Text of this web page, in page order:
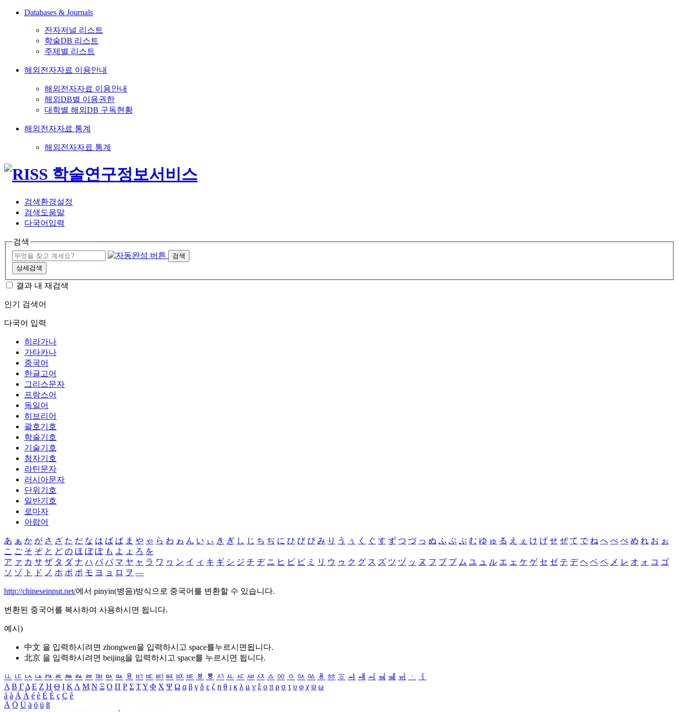
Databases & Journals
전자저널 리스트
학술DB 리스트
주제별 리스트
해외전자자료 이용안내
해외전자자료 이용안내
해외DB별 이용권한
대학별 해외DB 구독현황
해외전자자료 통계
해외전자자료 통계
검색환경설정
검색도움말
다국어입력
검색
검색
상세검색
결과 내 재검색
인기 검색어
다국어 입력
히라가나
가타카나
중국어
한글고어
그리스문자
프랑스어
독일어
히브리어
괄호기호
학술기호
기술기호
첨자기호
라틴문자
러시아문자
단위기호
일반기호
로마자
아랍어
あ ぁ か が さ ざ た だ な は ば ぱ ま や ゃ ら わ ゎ ん い ぃ き ぎ し じ ち ぢ に ひ び ぴ み り う ぅ く ぐ す ず つ づ っ ぬ ふ ぶ ぷ む ゆ ゅ る え ぇ け げ せ ぜ て で ね へ べ ぺ め れ お ぉ
こ ご そ ぞ と ど の ほ ぼ ぽ も よ ょ ろ を
ア ァ カ サ ザ タ ダ ナ ハ バ パ マ ヤ ャ ラ ワ ヮ ン イ ィ キ ギ シ ジ チ ヂ ニ ヒ ビ ピ ミ リ ウ ゥ ク グ ス ズ ツ ヅ ッ ヌ フ ブ プ ム ユ ュ ル エ ェ ケ ゲ セ ゼ テ デ ヘ ベ ペ メ レ オ ォ コ ゴ
ソ ゾ ト ド ノ ホ ボ ポ モ ヨ ョ ロ ヲ ―
http://chineseinput.net/에서 pinyin(병음)방식으로 중국어를 변환할 수 있습니다.
변환된 중국어를 복사하여 사용하시면 됩니다.
예시)
中文 을 입력하시려면 zhongwen을 입력하시고 space를누르시면됩니다.
北京 을 입력하시려면 beijing을 입력하시고 space를 누르시면 됩니다.
ㅥ ㅦ ㅧ ㅨ ㅩ ㅪ ㅫ ㅬ ㅭ ㅮ ㅯ ㅰ ㅱ ㅲ ㅳ ㅴ ㅵ ㅶ ㅷ ㅸ ㅹ ㅺ ㅻ ㅼ ㅽ ㅾ ㅿ ㆀ ㆁ ㆂ ㆃ ㆄ ㆅ ㆆ ㆇ ㆈ ㆉ ㆊ ㆋ ㆌ ㆍ
ㆎ
Α Β ΓΔ Ε Ζ Η Θ Ι ΚΛ Μ Ν Ξ Ο Π Ρ Σ ΤΥ Φ Χ Ψ Ω α β γ δ ε ζ η θ ι κ λ μ ν ξ ο π ρ σ τ υ φ χ ψ ω
á à Á À é è É È ç Ç ê
Ä Ö Ü ä ö ü ß